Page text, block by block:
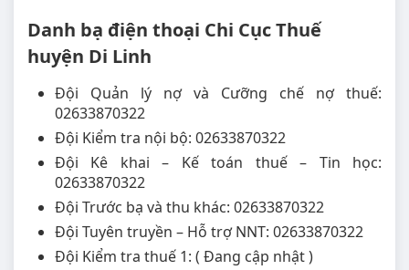
Danh bạ điện thoại Chi Cục Thuế
huyện Di Linh
Đội Quản lý nợ và Cưỡng chế nợ thuế:
02633870322
Đội Kiểm tra nội bộ: 02633870322
Đội Kê khai – Kế toán thuế – Tin học:
02633870322
Đội Trước bạ và thu khác: 02633870322
Đội Tuyên truyền – Hỗ trợ NNT: 02633870322
Đội Kiểm tra thuế 1: ( Đang cập nhật )